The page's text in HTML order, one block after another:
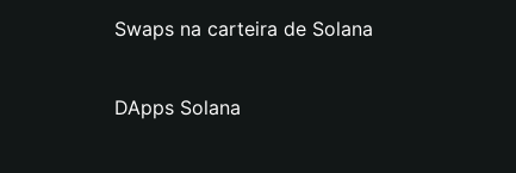
Swaps na carteira de Solana
DApps Solana